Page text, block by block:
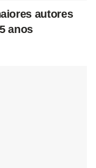
autores
anos